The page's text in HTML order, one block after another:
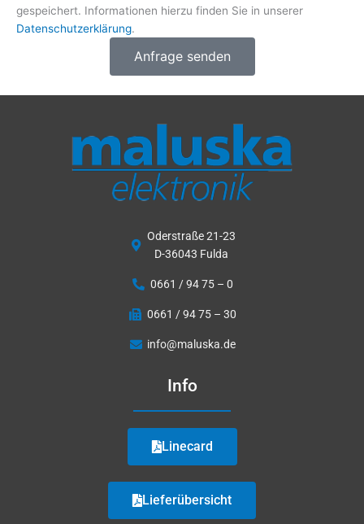
gespeichert. Informationen hierzu finden Sie in unserer
Datenschutzerklärung.
Anfrage senden
Oderstraße 21-23
D-36043 Fulda
0661 / 94 75 – 0
0661 / 94 75 – 30
info@maluska.de
Info
Linecard
Lieferübersicht